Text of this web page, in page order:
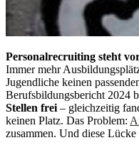
Personalrecruiting steht
Immer mehr
Jugendliche keinen
Berufsbildungsbericht 2024
Stellen frei – gleichzeitig
keinen Platz. Das Problem:
zusammen. Und diese Lücke